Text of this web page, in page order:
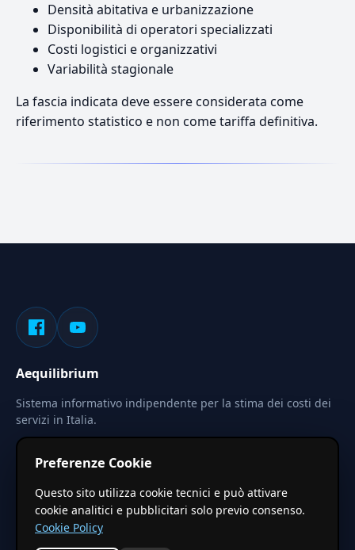
Densità abitativa e urbanizzazione
Disponibilità di operatori specializzati
Costi logistici e organizzativi
Variabilità stagionale
La fascia indicata deve essere considerata come
riferimento statistico e non come tariffa definitiva.
Aequilibrium
Sistema informativo indipendente per la stima dei costi dei
servizi in Italia.
Le stime pubblicate sono calcolate tramite coefficienti
territoriali regionali applicati a valori base nazionali. Non
costituiscono preventivo ufficiale.
Preferenze Cookie
Questo sito utilizza cookie tecnici e può attivare
cookie analitici e pubblicitari solo previo consenso.
Cookie Policy